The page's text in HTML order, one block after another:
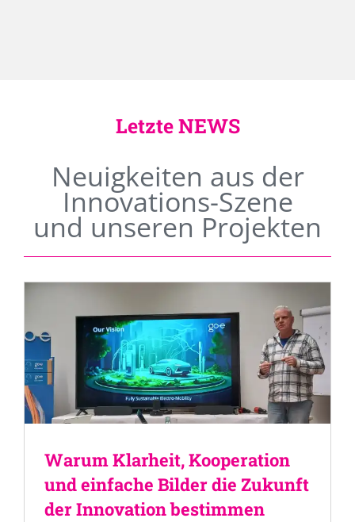
Letzte NEWS
Neuigkeiten aus der
Innovations-Szene
und unseren Projekten
Warum Klarheit, Kooperation
und einfache Bilder die Zukunft
der Innovation bestimmen